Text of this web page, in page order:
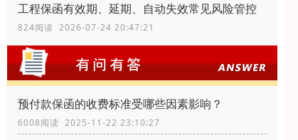
工程保函有效期、延期、自动失效常见风险管控
824阅读 2026-07-24 20:47:21
预付款保函的收费标准受哪些因素影响？
6008阅读 2025-11-22 23:10:27